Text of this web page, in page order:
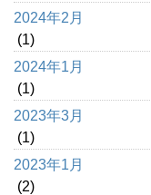
2024年2月
(1)
2024年1月
(1)
2023年3月
(1)
2023年1月
(2)